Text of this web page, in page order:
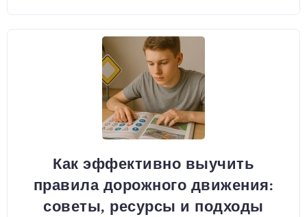
Как эффективно выучить
правила дорожного движения:
советы, ресурсы и подходы